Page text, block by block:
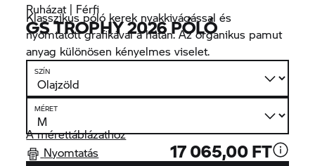
Ruházat | Férfi
GS TROPHY2026 PÓLÓ
Klasszikus póló kerek nyakkivágással és
nyomtatott grafikával a hátán. Az organikus pamut
anyag különösen kényelmes viselet.
SZÍN
MÉRET
A mérettáblázathoz
Nyomtatás
17 065,00 FT